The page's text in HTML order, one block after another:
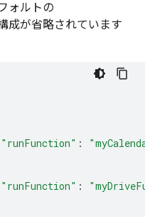
ォルトの
成が省略されています
"runFunction" :
"runFunction" :